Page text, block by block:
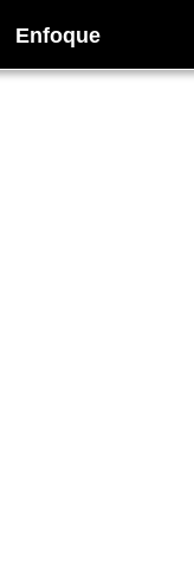
Enfoque